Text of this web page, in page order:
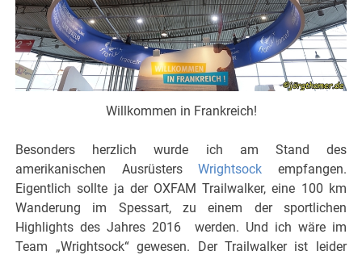
Willkommen in Frankreich!
Besonders herzlich wurde ich am Stand des
amerikanischen AusrüstersWrightsock empfangen.
Eigentlich sollte ja der OXFAM Trailwalker, eine 100 km
Wanderung im Spessart, zu einem der sportlichen
Highlights des Jahres 2016 werden. Und ich wäre im
Team „Wrightsock“ gewesen. Der Trailwalker ist leider